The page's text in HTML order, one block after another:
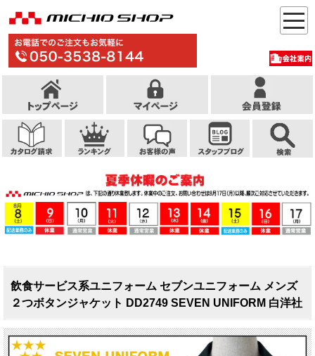
飲食サービス系ユニフォーム セブンユニフォーム メンズ
２つボタンジャケット DD2749 SEVEN UNIFORM 白洋社